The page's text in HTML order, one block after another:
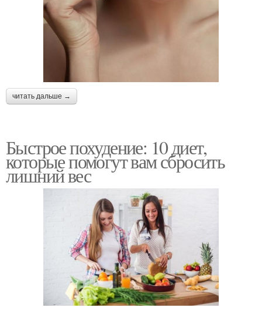
читать дальше →
Быстрое похудение: 10 диет,
которые помогут вам сбросить
лишний вес